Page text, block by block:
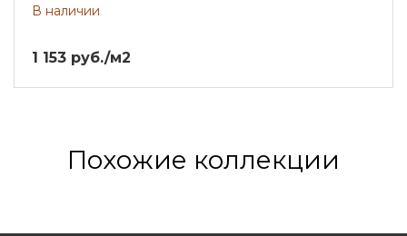
В наличии
1 153 руб./м2
Похожие коллекции